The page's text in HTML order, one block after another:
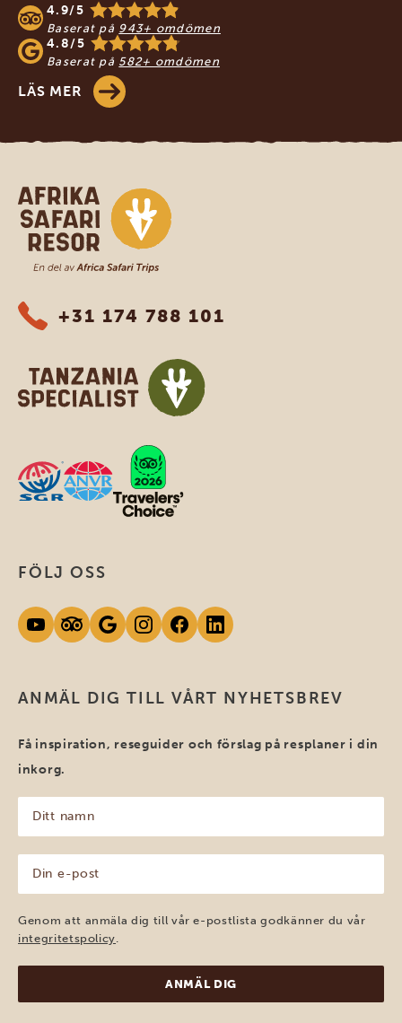
4.9/5
Baserat på 943+ omdömen
4.8/5
Baserat på 582+ omdömen
LÄS MER
Safari-resor i Afrika
+31 174 788 101
ANMÄL DIG TILL VÅRT NYHETSBREV
Få inspiration, reseguider och förslag på resplaner i din
inkorg.
namn
(Obligatoriskt)
post
(Obligatoriskt)
Genom att anmäla dig till vår e-postlista godkänner du vår
integritetspolicy
FÖLJ OSS